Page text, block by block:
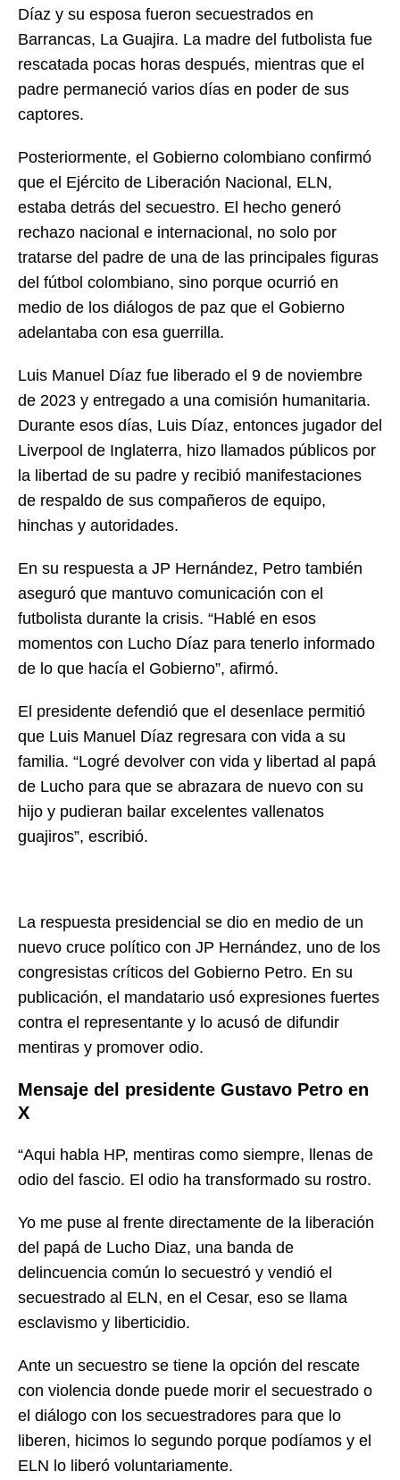
Díaz y su esposa fueron secuestrados en
Barrancas, La Guajira. La madre del futbolista fue
rescatada pocas horas después, mientras que el
padre permaneció varios días en poder de sus
captores.
Posteriormente, el Gobierno colombiano confirmó
que el Ejército de Liberación Nacional, ELN,
estaba detrás del secuestro. El hecho generó
rechazo nacional e internacional, no solo por
tratarse del padre de una de las principales figuras
del fútbol colombiano, sino porque ocurrió en
medio de los diálogos de paz que el Gobierno
adelantaba con esa guerrilla.
Luis Manuel Díaz fue liberado el 9 de noviembre
de 2023 y entregado a una comisión humanitaria.
Durante esos días, Luis Díaz, entonces jugador del
Liverpool de Inglaterra, hizo llamados públicos por
la libertad de su padre y recibió manifestaciones
de respaldo de sus compañeros de equipo,
hinchas y autoridades.
En su respuesta a JP Hernández, Petro también
aseguró que mantuvo comunicación con el
futbolista durante la crisis. “Hablé en esos
momentos con Lucho Díaz para tenerlo informado
de lo que hacía el Gobierno”, afirmó.
El presidente defendió que el desenlace permitió
que Luis Manuel Díaz regresara con vida a su
familia. “Logré devolver con vida y libertad al papá
de Lucho para que se abrazara de nuevo con su
hijo y pudieran bailar excelentes vallenatos
guajiros”, escribió.
La respuesta presidencial se dio en medio de un
nuevo cruce político con JP Hernández, uno de los
congresistas críticos del Gobierno Petro. En su
publicación, el mandatario usó expresiones fuertes
contra el representante y lo acusó de difundir
mentiras y promover odio.
Mensaje del presidente Gustavo Petro en
X
“Aqui habla HP, mentiras como siempre, llenas de
odio del fascio. El odio ha transformado su rostro.
Yo me puse al frente directamente de la liberación
del papá de Lucho Diaz, una banda de
delincuencia común lo secuestró y vendió el
secuestrado al ELN, en el Cesar, eso se llama
esclavismo y liberticidio.
Ante un secuestro se tiene la opción del rescate
con violencia donde puede morir el secuestrado o
el diálogo con los secuestradores para que lo
liberen, hicimos lo segundo porque podíamos y el
ELN lo liberó voluntariamente.